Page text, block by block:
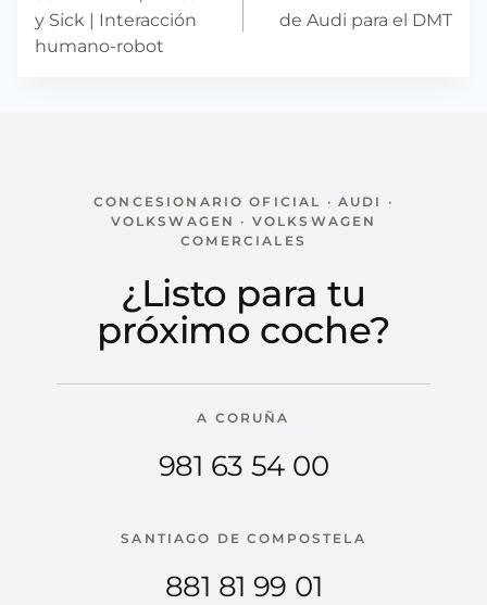
entradas
y Sick | Interacción
humano-robot
de Audi para el DMT
CONCESIONARIO OFICIAL · AUDI ·
VOLKSWAGEN · VOLKSWAGEN
COMERCIALES
¿Listo para tu
próximo coche?
A CORUÑA
981 63 54 00
SANTIAGO DE COMPOSTELA
881 81 99 01